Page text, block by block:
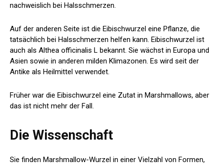
nachweislich bei Halsschmerzen.
Auf der anderen Seite ist die Eibischwurzel eine Pflanze, die
tatsächlich bei Halsschmerzen helfen kann. Eibischwurzel ist
auch als Althea officinalis L bekannt. Sie wächst in Europa und
Asien sowie in anderen milden Klimazonen. Es wird seit der
Antike als Heilmittel verwendet.
Früher war die Eibischwurzel eine Zutat in Marshmallows, aber
das ist nicht mehr der Fall.
Die Wissenschaft
Sie finden Marshmallow-Wurzel in einer Vielzahl von Formen,